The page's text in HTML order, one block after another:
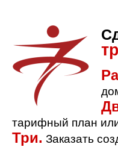
тарифный план
Три. Заказать